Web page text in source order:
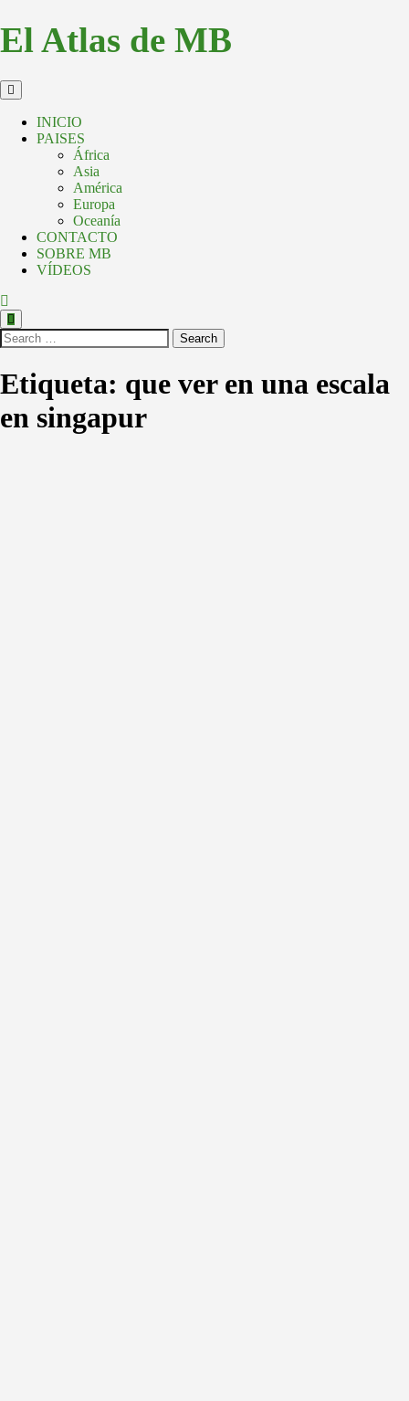
El Atlas de MB
INICIO
PAISES
África
Asia
América
Europa
Oceanía
CONTACTO
SOBRE MB
VÍDEOS
Search
Etiqueta: que ver en una escala
en singapur